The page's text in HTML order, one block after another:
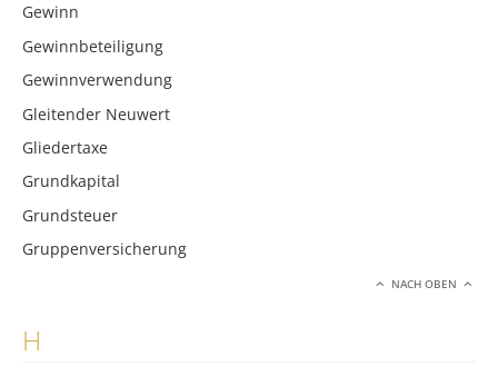
Gewinn
Gewinnbeteiligung
Gewinnverwendung
Gleitender Neuwert
Gliedertaxe
Grundkapital
Grundsteuer
Gruppenversicherung
NACH OBEN
H